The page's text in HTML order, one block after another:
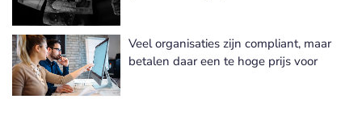
Veel organisaties zijn compliant, maar
betalen daar een te hoge prijs voor